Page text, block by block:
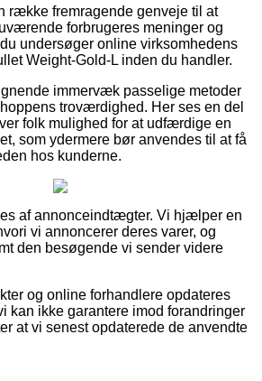
række fremragende genveje til at
forbrugeres meninger og
undersøger online virksomhedens
Weight-Gold-L inden du handler.
immervæk passelige metoder
troværdighed. Her ses en del
folk mulighed for at udfærdige en
som ydermere bør anvendes til at få
hos kunderne.
af annonceindtægter. Vi hjælper en
vi annoncerer deres varer, og
den besøgende vi sender videre
og online forhandlere opdateres
kan ikke garantere imod forandringer
at vi senest opdaterede de anvendte